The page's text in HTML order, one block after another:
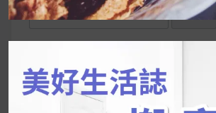
搜
鍵
字:
近期文章